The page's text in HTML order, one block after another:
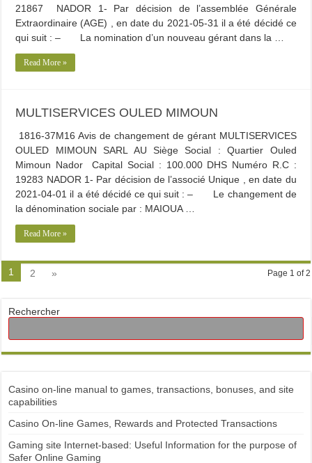
21867 NADOR 1- Par décision de l’assemblée Générale
Extraordinaire (AGE) , en date du 2021-05-31 il a été décidé ce
qui suit : – La nomination d’un nouveau gérant dans la …
Read More »
MULTISERVICES OULED MIMOUN
1816-37M16 Avis de changement de gérant MULTISERVICES
OULED MIMOUN SARL AU Siège Social : Quartier Ouled
Mimoun Nador Capital Social : 100.000 DHS Numéro R.C :
19283 NADOR 1- Par décision de l’associé Unique , en date du
2021-04-01 il a été décidé ce qui suit : – Le changement de
la dénomination sociale par : MAIOUA …
Read More »
Page 1 of 2
1 2 »
Rechercher
Casino on-line manual to games, transactions, bonuses, and site
capabilities
Casino On-line Games, Rewards and Protected Transactions
Gaming site Internet-based: Useful Information for the purpose of
Safer Online Gaming